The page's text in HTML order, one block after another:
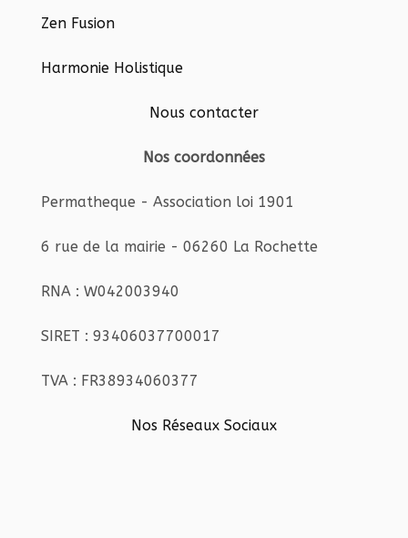
Zen Fusion
Harmonie Holistique
Nous contacter
Nos coordonnées
Permatheque - Association loi 1901
6 rue de la mairie - 06260 La Rochette
RNA : W042003940
SIRET : 93406037700017
TVA : FR38934060377
Nos Réseaux Sociaux